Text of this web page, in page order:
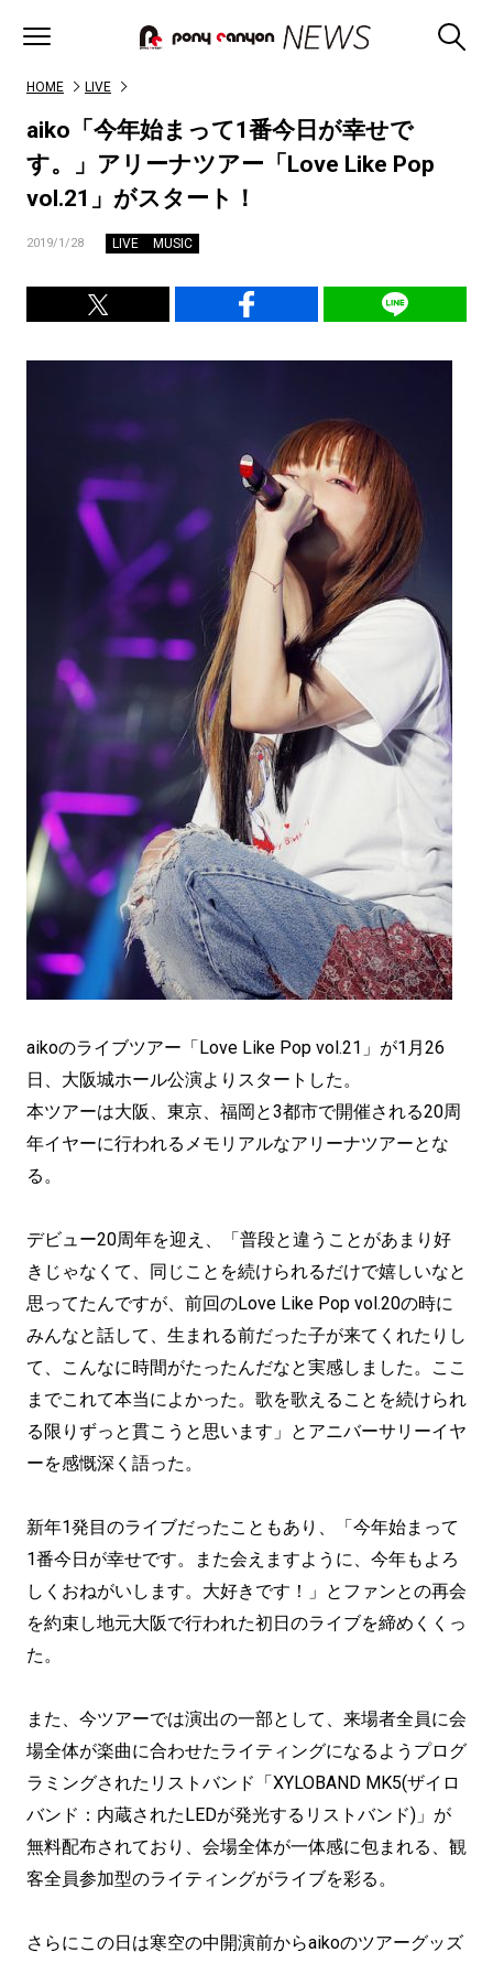
HOME LIVE
aiko「今年始まって1番今日が幸せで
す。」アリーナツアー「Love Like Pop
vol.21」がスタート！
2019/1/28 LIVE MUSIC
aikoのライブツアー「Love Like Pop vol.21」が1月26
日、大阪城ホール公演よりスタートした。
本ツアーは大阪、東京、福岡と3都市で開催される20周
年イヤーに行われるメモリアルなアリーナツアーとな
る。
デビュー20周年を迎え、「普段と違うことがあまり好
きじゃなくて、同じことを続けられるだけで嬉しいなと
思ってたんですが、前回のLove Like Pop vol.20の時に
みんなと話して、生まれる前だった子が来てくれたりし
て、こんなに時間がたったんだなと実感しました。ここ
までこれて本当によかった。歌を歌えることを続けられ
る限りずっと貫こうと思います」とアニバーサリーイヤ
ーを感慨深く語った。
新年1発目のライブだったこともあり、「今年始まって
1番今日が幸せです。また会えますように、今年もよろ
しくおねがいします。大好きです！」とファンとの再会
を約束し地元大阪で行われた初日のライブを締めくくっ
た。
また、今ツアーでは演出の一部として、来場者全員に会
場全体が楽曲に合わせたライティングになるようプログ
ラミングされたリストバンド「XYLOBAND MK5(ザイロ
バンド：内蔵されたLEDが発光するリストバンド)」が
無料配布されており、会場全体が一体感に包まれる、観
客全員参加型のライティングがライブを彩る。
さらにこの日は寒空の中開演前からaikoのツアーグッズ